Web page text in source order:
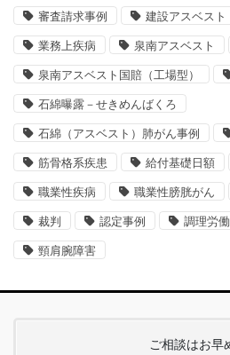
審査請求事例 建設アスベスト
業務上疾病 泉南アスベスト
泉南アスベスト国賠（工場型）
石綿曝露－せきめんばくろ
石綿（アスベスト）肺がん事例
筋骨格系疾患 給付基礎日額
職業性疾病 職業性膀胱がん
裁判 認定事例 調理労働
頸肩腕障害
ご相談はお早